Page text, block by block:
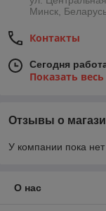
Минск,
Контакты
Сегодня
Показать
Отзывы о
У компании пока
О нас